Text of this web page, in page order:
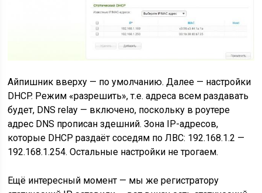
Айпишник вверху — по умолчанию. Далее — настройки
DHCP. Режим «разрешить», т.е. адреса всем раздавать
будет, DNS relay — включено, поскольку в роутере
адрес DNS прописан здешний. Зона IP-адресов,
которые DHCP раздаёт соседям по ЛВС: 192.168.1.2 —
192.168.1.254. Остальные настройки не трогаем.
Ещё интересный момент — мы же регистратору